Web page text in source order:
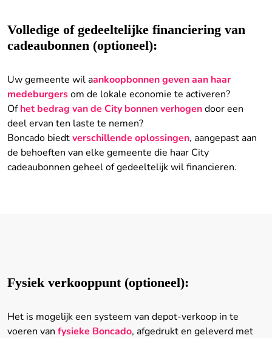
Volledige of gedeeltelijke financiering van
cadeaubonnen (optioneel):
Uw gemeente wil aankoopbonnen geven aan haar
medeburgersom de lokale economie te activeren?
Ofhet bedrag van de City bonnen verhogendoor een
deel ervan ten laste te nemen?
Boncado biedtverschillende oplossingen, aangepast aan
de behoeften van elke gemeente die haar City
cadeaubonnen geheel of gedeeltelijk wil financieren.
Fysiek verkooppunt (optioneel):
Het is mogelijk een systeem van depot-verkoop in te
voeren van fysieke Boncado, afgedrukt en geleverd met